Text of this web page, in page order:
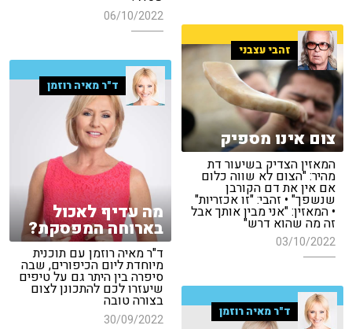
06/10/2022
זהבי עצבני
צום אינו מספיק
המאזין הצדיק בשיעור דת
מהיר: "הצום לא שווה כלום
אם אין את דם הקורבן
שנשפך" • זהבי: "זו אכזריות"
• המאזין: "אני מבין אותך אבל
זה מה שהוא דרש"
03/10/2022
ד"ר מאיה רוזמן
מה עדיף לאכול
בארוחה המפסקת?
ד"ר מאיה רוזמן עם תוכנית
מיוחדת ליום הכיפורים, שבה
סיפרה בין היתר גם על טיפים
שיעזרו לכם להתכונן לצום
בצורה טובה
30/09/2022 ד"ר מאיה רוזמן